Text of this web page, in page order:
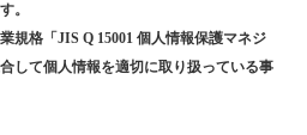
。
規格「JIS Q 15001 個人情報保護マネジ
して個人情報を適切に取り扱っている事